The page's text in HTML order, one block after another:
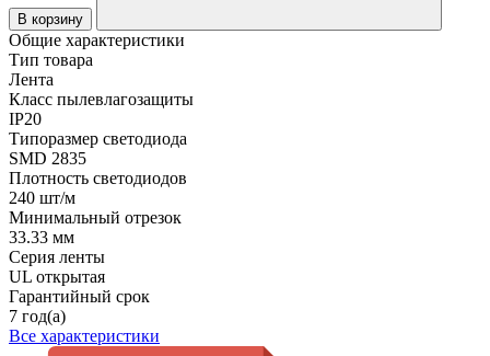
В корзину
Общие характеристики
Тип товара
Лента
Класс пылевлагозащиты
IP20
Типоразмер светодиода
SMD 2835
Плотность светодиодов
240 шт/м
Минимальный отрезок
33.33 мм
Серия ленты
UL открытая
Гарантийный срок
7 год(а)
Все характеристики